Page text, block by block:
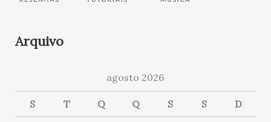
Arquivo
agosto 2026
S T Q Q S S D